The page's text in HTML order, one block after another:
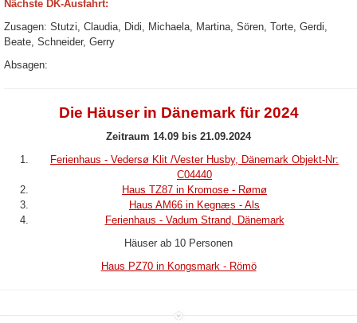
Nächste DK-Ausfahrt:
Zusagen: Stutzi, Claudia, Didi, Michaela, Martina, Sören, Torte, Gerdi,
Beate, Schneider, Gerry
Absagen:
Die Häuser in Dänemark für 2024
Zeitraum 14.09 bis 21.09.2024
Ferienhaus - Vedersø Klit /Vester Husby, Dänemark Objekt-Nr:
C04440
Haus TZ87 in Kromose - Rømø
Haus AM66 in Kegnæs - Als
Ferienhaus - Vadum Strand, Dänemark
Häuser ab 10 Personen
Haus PZ70 in Kongsmark - Römö